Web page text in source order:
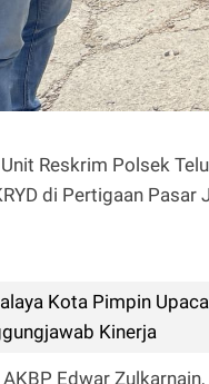
Reskrim Polsek
di Pertigaan Pasar
Kota Pimpin
Kinerja
Edwar